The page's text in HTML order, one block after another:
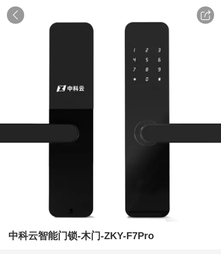
中科云智能门锁-木门-ZKY-F7Pro